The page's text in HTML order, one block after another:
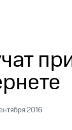
2016